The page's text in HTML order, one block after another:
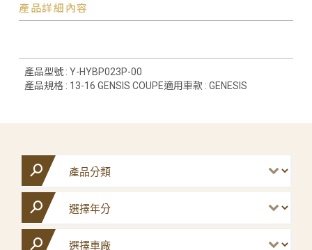
產品詳細內容
產品型號 : Y-HYBP023P-00
產品規格 : 13-16 GENSIS COUPE適用車款 : GENESIS